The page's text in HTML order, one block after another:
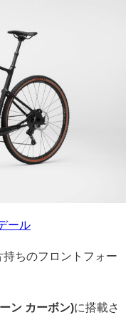
ール
ちのフロントフォー
ン カーボン)に搭載さ